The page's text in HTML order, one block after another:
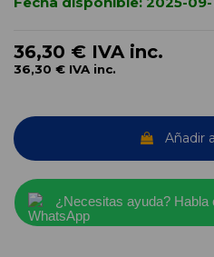
36,30 € IVA inc.
36,30 € IVA inc.
Añadir
¿Necesitas ayuda? Habla